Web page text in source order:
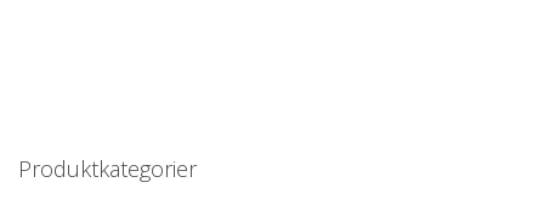
Produktkategorier